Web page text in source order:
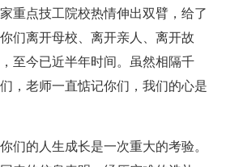
重点技工院校热情伸出双臂，给了
们离开母校、离开亲人、离开故
至今已近半年时间。虽然相隔千
，老师一直惦记你们，我们的心是
们的人生成长是一次重大的考验。